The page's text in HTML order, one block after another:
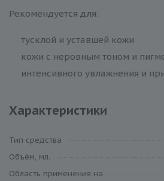
Рекомендуется для:
тусклой и уставшей кожи
кожи с неровным тоном и
интенсивного увлажнения и
Характеристики
Тип средства
Объём, мл.
Область применения на